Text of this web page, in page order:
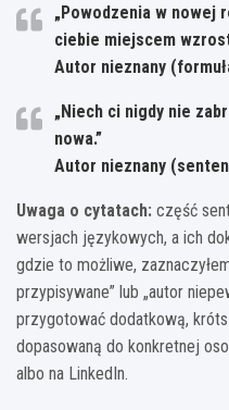
„Powodzenia w nowej
ciebie miejscem
Autor nieznany
„Niech ci nigdy nie
nowa.”
Autor nieznany
Uwaga o cytatach: część
wersjach językowych, a ich
gdzie to możliwe,
przypisywane” lub „autor
przygotować dodatkową,
dopasowaną do konkretnej
albo na LinkedIn.